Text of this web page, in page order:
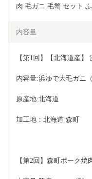
肉 毛ガニ 毛蟹 セット
内容量
【第1回】【北海道産】
内容量:浜ゆで大毛ガニ（
原産地:北海道
加工地：北海道 森町
【第2回】森町ポーク焼